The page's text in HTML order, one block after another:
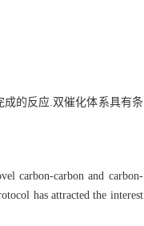
的反应.双催化体系具有条
carbon-carbon and carbon-
has attracted the interest